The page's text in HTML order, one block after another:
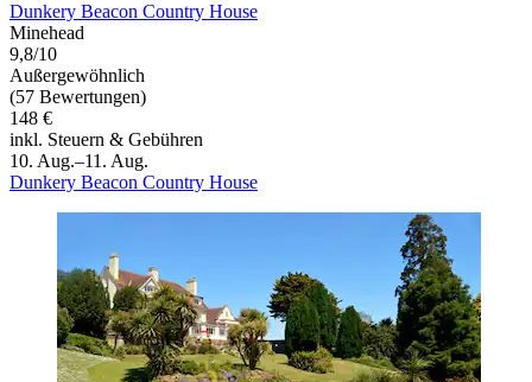
Dunkery Beacon Country House
Minehead
9,8/10
Außergewöhnlich
(57 Bewertungen)
148 €
inkl. Steuern & Gebühren
10. Aug.–11. Aug.
Dunkery Beacon Country House